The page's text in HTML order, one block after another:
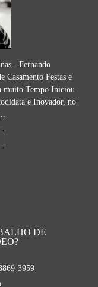
- Fernando
Casamento Festas e
muito Tempo.Iniciou
e Inovador, no
DE
3959